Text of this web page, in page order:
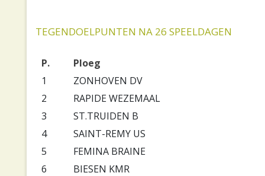
TEGENDOELPUNTEN NA 26 SPEELDAGEN
P.
Ploeg
1
ZONHOVEN DV
2
RAPIDE WEZEMAAL
3
ST.TRUIDEN B
4
SAINT-REMY US
5
FEMINA BRAINE
6
BIESEN KMR